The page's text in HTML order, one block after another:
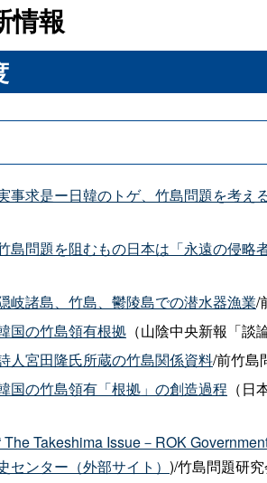
情報
事求是ー日韓のトゲ、竹島問題を考え
島問題を阻むもの日本は「永遠の侵略
岐諸島、竹島、鬱陵島での潜水器漁業/
国の竹島領有根拠 （山陰中央新報「
人宮田隆氏所蔵の竹島関係資料/前竹島
国の竹島領有「根拠」の創造過程 （
The Takeshima Issue－ROK
センター（外部サイト） )/竹島問題研